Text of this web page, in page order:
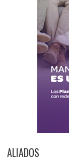
ALIADOS